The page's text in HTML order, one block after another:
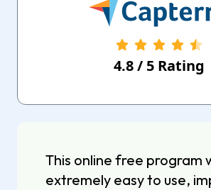
4.8/ 5 Rating
This online free program
extremely easy to use,